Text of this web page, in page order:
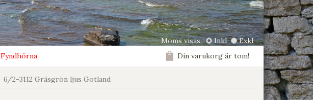
Moms visas: Inkl
Exkl
Fyndhörna Din varukorg är tom!
6/2-3112 Gräsgrön ljus Gotland